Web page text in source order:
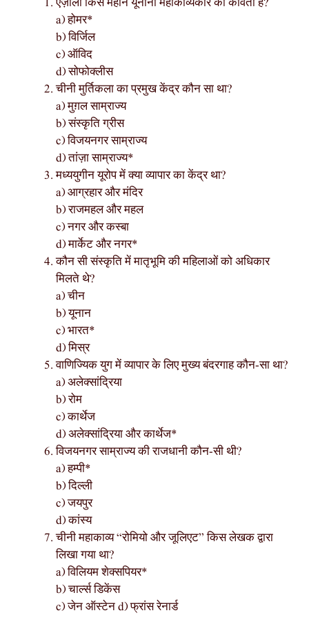
एज़ीला किस महान यूनानी महाकाव्यकार की कविता है?
a) होमर*
b) विर्जिल
c) ऑविद
d) सोफोक्लीस
चीनी मुर्तिकला का प्रमुख केंद्र कौन सा था?
a) मुग़ल साम्राज्य
b) संस्कृति ग्रीस
c) विजयनगर साम्राज्य
d) तांज़ा साम्राज्य*
मध्ययुगीन यूरोप में क्या व्यापार का केंद्र था?
a) आग्रहार और मंदिर
b) राजमहल और महल
c) नगर और कस्बा
d) मार्केट और नगर*
कौन सी संस्कृति में मातृभूमि की महिलाओं को अधिकार
मिलते थे?
a) चीन
b) यूनान
c) भारत*
d) मिस्र
वाणिज्यिक युग में व्यापार के लिए मुख्य बंदरगाह कौन-सा था?
a) अलेक्सांद्रिया
b) रोम
c) कार्थेज
d) अलेक्सांद्रिया और कार्थेज*
विजयनगर साम्राज्य की राजधानी कौन-सी थी?
a) हम्पी*
b) दिल्ली
c) जयपुर
d) कांस्य
चीनी महाकाव्य “रोमियो और जूलिएट” किस लेखक द्वारा
लिखा गया था?
a) विलियम शेक्सपियर*
b) चार्ल्स डिकेंस
c) जेन ऑस्टेन d) फ्रांस रेनार्ड